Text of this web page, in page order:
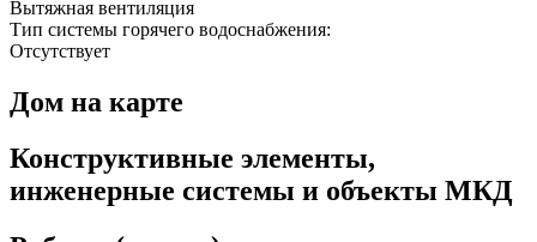
Вытяжная вентиляция
Тип системы горячего водоснабжения:
Отсутствует
Дом на карте
Конструктивные элементы,
инженерные системы и объекты МКД